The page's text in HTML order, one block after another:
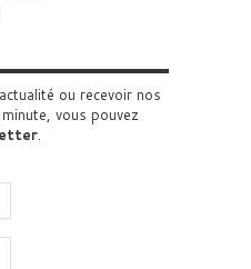
ou recevoir nos
vous pouvez
.